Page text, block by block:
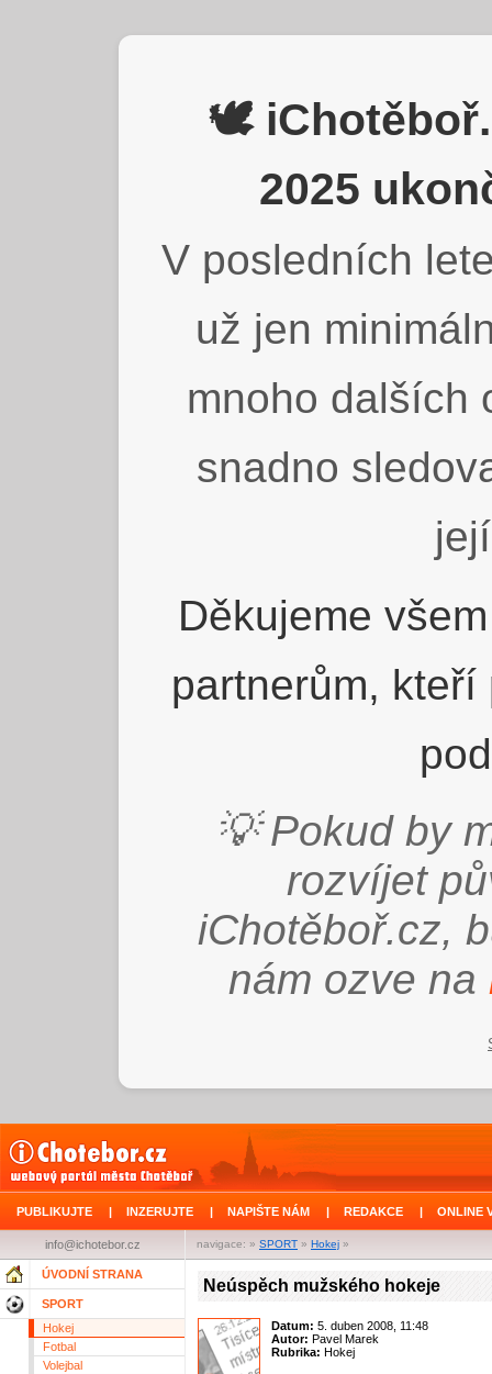
🕊️
2025
V posledních
už jen
mnoho dalších
snadno
Děkujeme
partnerům,
💡 Pokud by
rozvíjet
iChotěboř.cz,
nám ozve na
PUBLIKUJTE | INZERUJTE | NAPIŠTE NÁM | REDAKCE | ONLINE
navigace: » SPORT » Hokej »
info@ichotebor.cz
ÚVODNÍ STRANA
SPORT
Hokej
Fotbal
Volejbal
Neúspěch mužského hokeje
Datum: 5. duben 2008, 11:48
Autor: Pavel Marek
Rubrika: Hokej